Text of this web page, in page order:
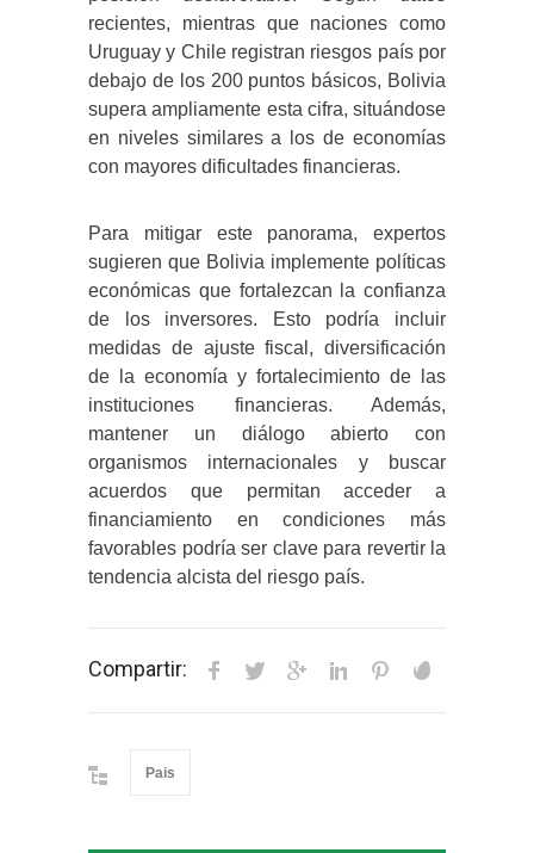
recientes, mientras que naciones como
Uruguay y Chile registran riesgos país por
debajo de los 200 puntos básicos, Bolivia
supera ampliamente esta cifra, situándose
en niveles similares a los de economías
con mayores dificultades financieras.
Para mitigar este panorama, expertos
sugieren que Bolivia implemente políticas
económicas que fortalezcan la confianza
de los inversores. Esto podría incluir
medidas de ajuste fiscal, diversificación
de la economía y fortalecimiento de las
instituciones financieras. Además,
mantener un diálogo abierto con
organismos internacionales y buscar
acuerdos que permitan acceder a
financiamiento en condiciones más
favorables podría ser clave para revertir la
tendencia alcista del riesgo país.
Compartir:
Pais